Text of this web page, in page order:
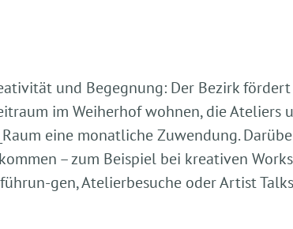
und Begegnung: Der Bezirk fördert
im Weiherhof wohnen, die Ateliers
eine monatliche Zuwendung.
– zum Beispiel bei kreativen
gen, Atelierbesuche oder Artist